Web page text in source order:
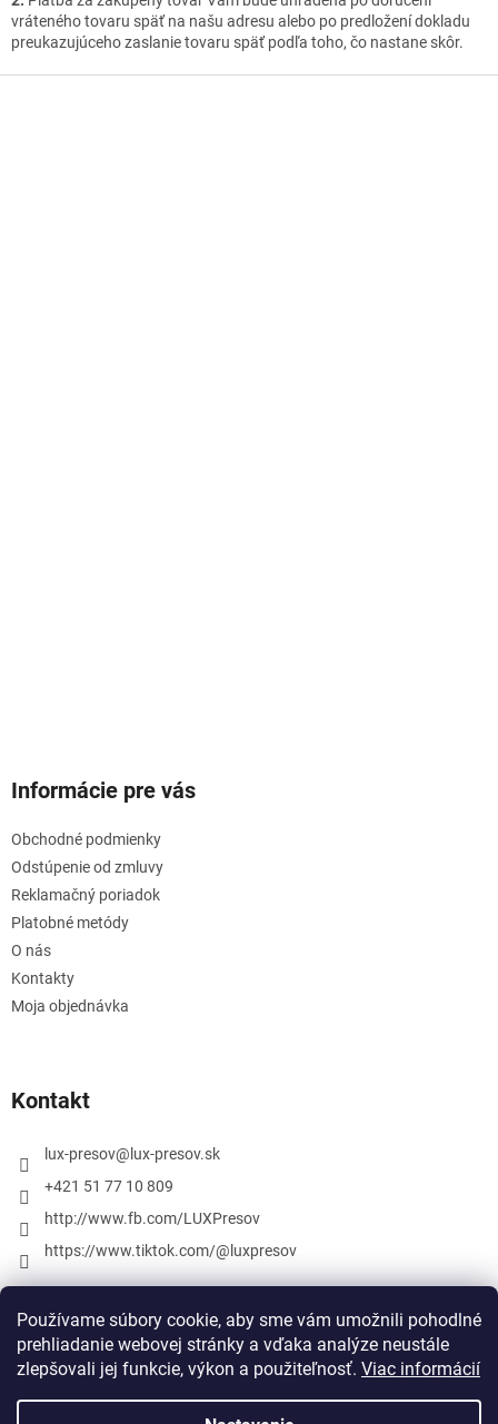
Používame súbory cookie, aby sme vám umožnili pohodlné
prehliadanie webovej stránky a vďaka analýze neustále
zlepšovali jej funkcie, výkon a použiteľnosť. Viac informácií
vráteného tovaru späť na našu adresu alebo po predložení dokladu
preukazujúceho zaslanie tovaru späť podľa toho, čo nastane skôr.
Informácie pre vás
Obchodné podmienky
Odstúpenie od zmluvy
Reklamačný poriadok
Platobné metódy
O nás
Kontakty
Moja objednávka
Kontakt
lux-presov@ lux-presov.sk
+421 51 77 10 809
http://www.fb.com/LUXPresov
https://www.tiktok.com/@luxpresov